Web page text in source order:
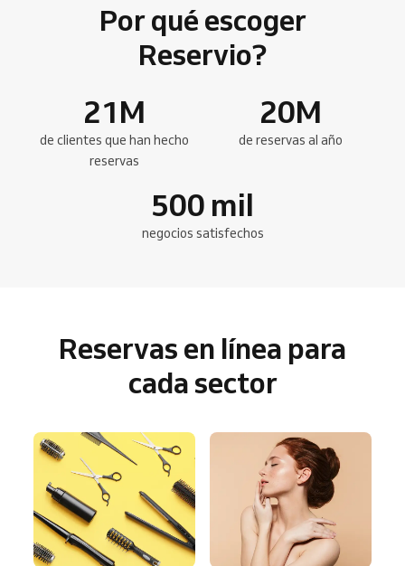
Por qué escoger
Reservio?
21M
de clientes que han hecho
reservas
20M
de reservas al año
500 mil
negocios satisfechos
Reservas en línea para
cada sector